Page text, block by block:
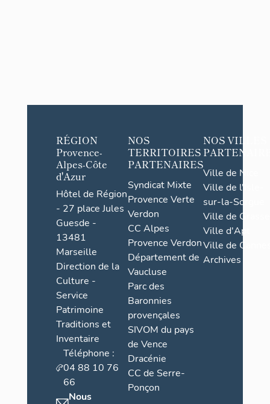
RÉGION
Provence-
Alpes-Côte
d'Azur
Hôtel de Région
- 27 place Jules
Guesde -
13481
Marseille
Direction de la
Culture -
Service
Patrimoine
Traditions et
Inventaire
Téléphone :
04 88 10 76
66
Nous
NOS
TERRITOIRES
PARTENAIRES
Syndicat Mixte
Provence Verte
Verdon
CC Alpes
Provence Verdon
Département de
Vaucluse
Parc des
Baronnies
provençales
SIVOM du pays
de Vence
Dracénie
CC de Serre-
Ponçon
NOS VILLES
Ville de Nice
Ville de l'Isle-
sur-la-Sorgue
Ville de Grasse
Ville d'Apt
Ville de
Archives